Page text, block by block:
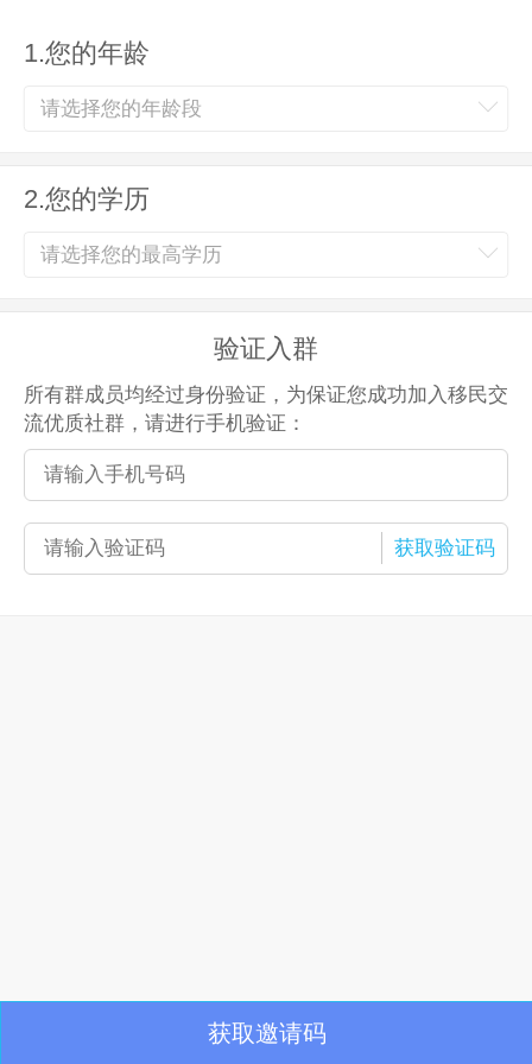
1.您的年龄
2.您的学历
验证入群
所有群成员均经过身份验证，为保证您成功加入移民交
流优质社群，请进行手机验证：
获取验证码
获取邀请码